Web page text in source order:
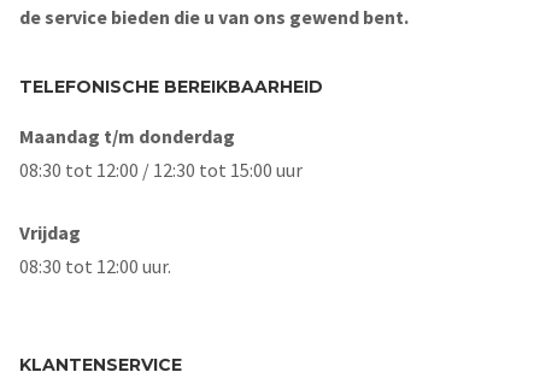
de service bieden die u van ons gewend bent.
TELEFONISCHE BEREIKBAARHEID
Maandag t/m donderdag
08:30 tot 12:00 / 12:30 tot 15:00 uur
Vrijdag
08:30 tot 12:00 uur.
KLANTENSERVICE